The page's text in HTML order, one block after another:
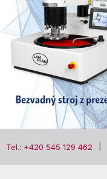
Tel.: +420 545 129 462